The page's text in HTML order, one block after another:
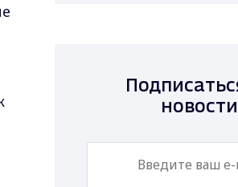
новости